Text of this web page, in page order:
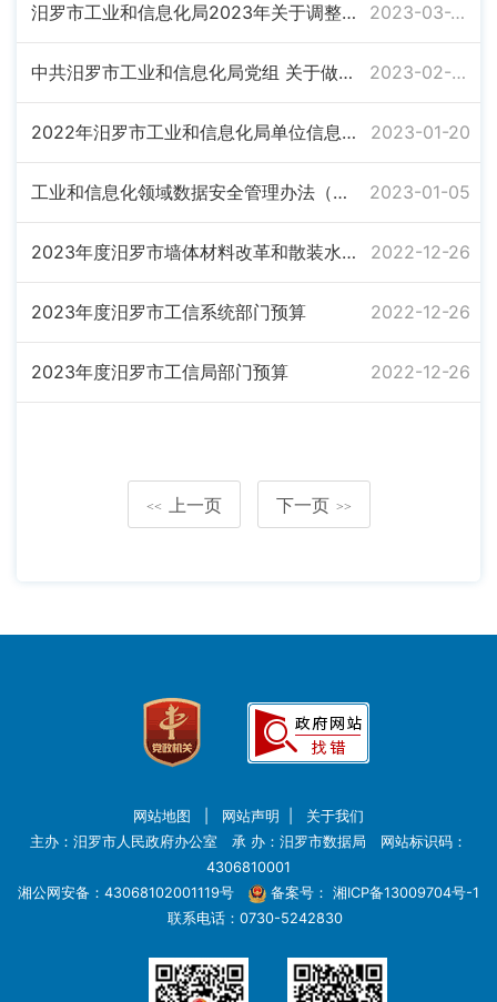
汨罗市工业和信息化局2023年关于调整局党组班子成员分工、内设机构 及人员安排的通知 2023-03-29
中共汨罗市工业和信息化局党组 关于做好党组领导班子2022年民主生活会 会前征求意见工作的通知 2023-02-06
2022年汨罗市工业和信息化局单位信息公开工作年度报告 2023-01-20
工业和信息化领域数据安全管理办法（试行） 2023-01-05
2023年度汨罗市墙体材料改革和散装水泥管理服务中心部门预算 2022-12-26
2023年度汨罗市工信系统部门预算 2022-12-26
2023年度汨罗市工信局部门预算 2022-12-26
<< 上一页 下一页 >>
网站地图 网站声明
关于我们
主办：汨罗市人民政府办公室 承 办：汨罗市数据局 网站标识码：
4306810001
湘公网安备：43068102001119号
备案号： 湘ICP备13009704号-1
联系电话：0730-5242830